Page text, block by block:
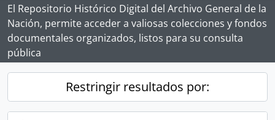
El Repositorio Histórico Digital del Archivo General de la
Nación, permite acceder a valiosas colecciones y fondos
documentales organizados, listos para su consulta
pública
Restringir resultados por: